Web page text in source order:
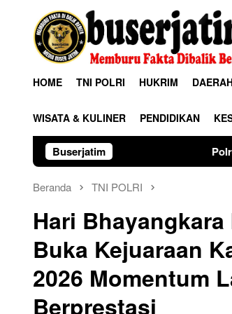
HOME TNI POLRI HUKRIM
WISATA & KULINER PENDIDIKAN
BuserjatimPolres Ngawi Hadirkan
Beranda TNI POLRI
Hari
Buka Kejuaraan
2026 Momentum
Berprestasi